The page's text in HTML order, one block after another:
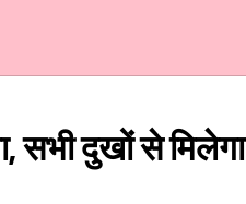
सभी दुखों से मिलेगा